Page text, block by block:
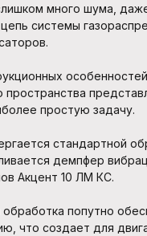
много шума,
системы
пространства
простую задачу.
стандартной
демпфер
Акцент 10 ЛМ КС.
попутно
что создает для